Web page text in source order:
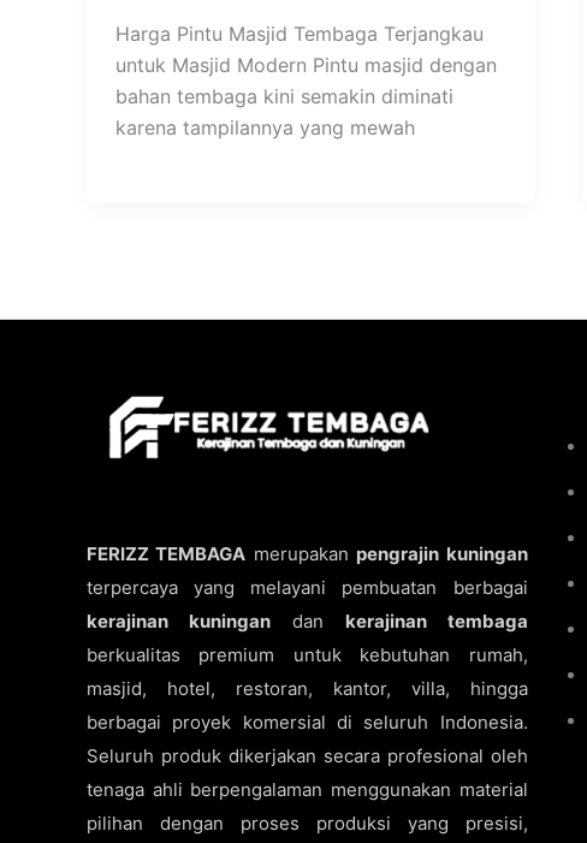
Harga Pintu Masjid Tembaga Terjangkau
untuk Masjid Modern Pintu masjid dengan
bahan tembaga kini semakin diminati
karena tampilannya yang mewah
FERIZZ TEMBAGA merupakan pengrajin kuningan
terpercaya yang melayani pembuatan berbagai
kerajinan kuningandan kerajinan tembaga
berkualitas premium untuk kebutuhan rumah,
masjid, hotel, restoran, kantor, villa, hingga
berbagai proyek komersial di seluruh Indonesia.
Seluruh produk dikerjakan secara profesional oleh
tenaga ahli berpengalaman menggunakan material
pilihan dengan proses produksi yang presisi,